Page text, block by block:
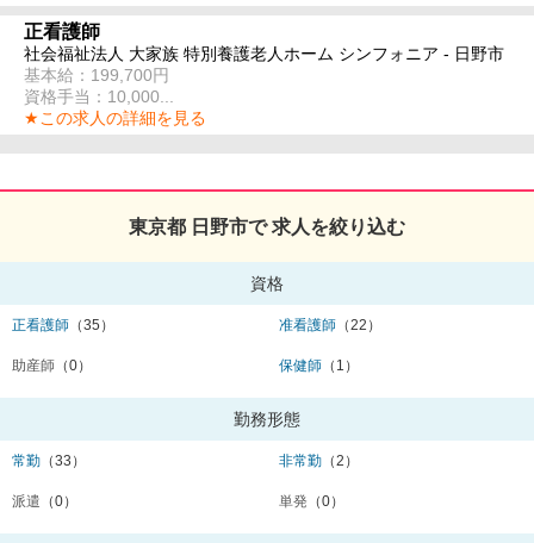
正看護師
社会福祉法人 大家族 特別養護老人ホーム シンフォニア - 日野市
基本給：199,700円
資格手当：10,000...
★この求人の詳細を見る
東京都 日野市で 求人を絞り込む
資格
正看護師 （35） 准看護師 （22）
助産師 （0） 保健師 （1）
勤務形態
常勤 （33） 非常勤 （2）
派遣 （0） 単発 （0）